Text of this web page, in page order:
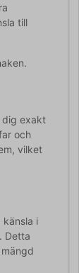
till
dig exakt
och
vilket
i
Detta